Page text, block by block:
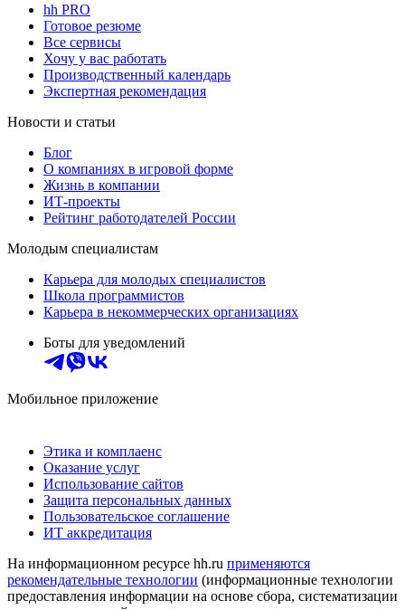
hh PRO
Готовое резюме
Все сервисы
Хочу у вас работать
Производственный календарь
Экспертная рекомендация
Новости и статьи
Блог
О компаниях в игровой форме
Жизнь в компании
ИТ-проекты
Рейтинг работодателей России
Молодым специалистам
Карьера для молодых специалистов
Школа программистов
Карьера в некоммерческих организациях
Боты для уведомлений
Мобильное приложение
Этика и комплаенс
Оказание услуг
Использование сайтов
Защита персональных данных
Пользовательское соглашение
ИТ аккредитация
На информационном ресурсе hh.ru применяются
рекомендательные технологии (информационные технологии
предоставления информации на основе сбора, систематизации